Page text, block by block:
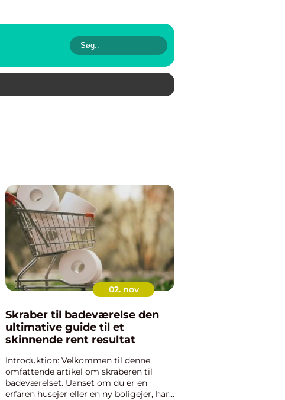
02. nov
Skraber til badeværelse den
ultimative guide til et
skinnende rent resultat
Introduktion: Velkommen til denne
omfattende artikel om skraberen til
badeværelset. Uanset om du er en
erfaren husejer eller en ny boligejer, har